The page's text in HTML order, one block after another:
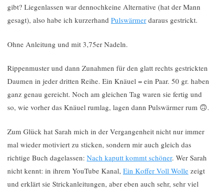
gibt? Liegenlassen war dennochkeine Alternative (hat der Mann
gesagt), also habe ich kurzerhand Pulswärmer daraus gestrickt.
Ohne Anleitung und mit 3,75er Nadeln.
Rippenmuster und dann Zunahmen für den glatt rechts gestrickten
Daumen in jeder dritten Reihe. Ein Knäuel = ein Paar. 50 gr. haben
ganz genau gereicht. Noch am gleichen Tag waren sie fertig und
so, wie vorher das Knäuel rumlag, lagen dann Pulswärmer rum 🙃.
Zum Glück hat Sarah mich in der Vergangenheit nicht nur immer
mal wieder motiviert zu sticken, sondern mir auch gleich das
richtige Buch dagelassen: Nach kaputt kommt schöner. Wer Sarah
nicht kennt: in ihrem YouTube Kanal, Ein Koffer Voll Wolle zeigt
und erklärt sie Strickanleitungen, aber eben auch sehr, sehr viel